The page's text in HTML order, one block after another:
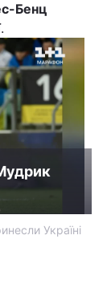
Бенц
Україні